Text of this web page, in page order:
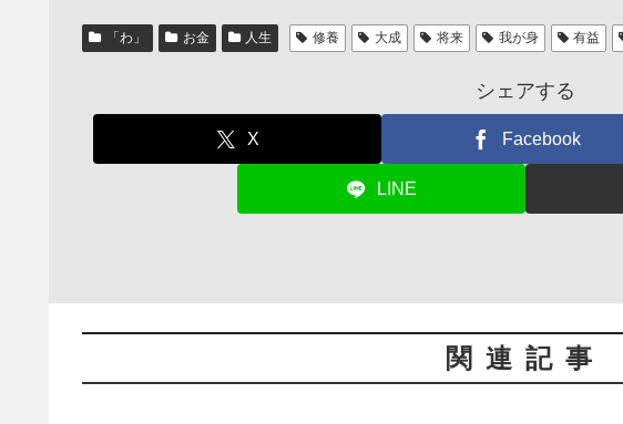
「わ」 お金 人生 修養 大成 将来 我が身 有益
シェアする
X Facebook
LINE
関連記事